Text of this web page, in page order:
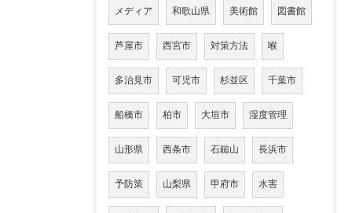
メディア 和歌山県 美術館 図書館
芦屋市 西宮市 対策方法 喉
多治見市 可児市 杉並区 千葉市
船橋市 柏市 大垣市 湿度管理
山形県 西条市 石鎚山 長浜市
予防策 山梨県 甲府市 水害